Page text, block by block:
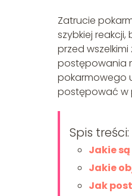
Zatrucie
szybkiej
przed
postępowania
pokarmowego
postępować w
Spis treści:
Jakie
Jakie
Jak